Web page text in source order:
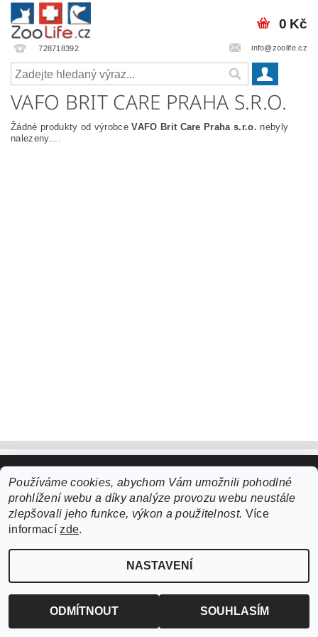
728718392 info@zoolife.cz
0 Kč
VAFO BRIT CARE PRAHA S.R.O.
Žádné produkty od výrobceVAFO Brit Care Praha s.r.o. nebyly
nalezeny....
2026 ©ZooLife.cz, všechna práva vyhrazenaUpravit nastavení cookies
Vytvořil Shoptet
Používáme cookies, abychom Vám umožnili pohodlné
prohlížení webu a díky analýze provozu webu neustále
zlepšovali jeho funkce, výkon a použitelnost. Více
informacízde.
NASTAVENÍ
ODMÍTNOUT SOUHLASÍM